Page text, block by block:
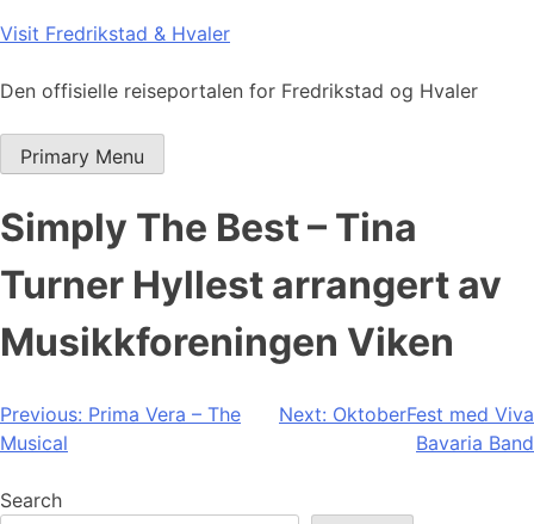
Skip
content
Visit Fredrikstad & Hvaler
Den offisielle reiseportalen for Fredrikstad og Hvaler
Primary Menu
Simply The Best – Tina
Turner Hyllest arrangert av
Musikkforeningen Viken
Post
navigation
Previous: Prima Vera – The
Musical
Next: OktoberFest med Viva
Bavaria Band
Search